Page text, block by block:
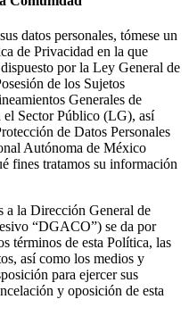
datos personales, tómese un
de Privacidad en la que
por la Ley General de
de los Sujetos
Generales de
el Sector Público (LG), así
de Datos Personales
Autónoma de México
fines tratamos su información
a la Dirección General de
“DGACO”) se da por
términos de esta Política, las
así como los medios y
para ejercer sus
y oposición de esta